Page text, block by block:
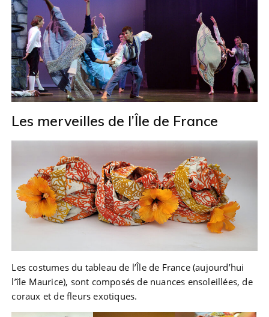
Les merveilles de l’Île de France
Les costumes du tableau de l’Île de France (aujourd’hui
l’île Maurice), sont composés de nuances ensoleillées, de
coraux et de fleurs exotiques.